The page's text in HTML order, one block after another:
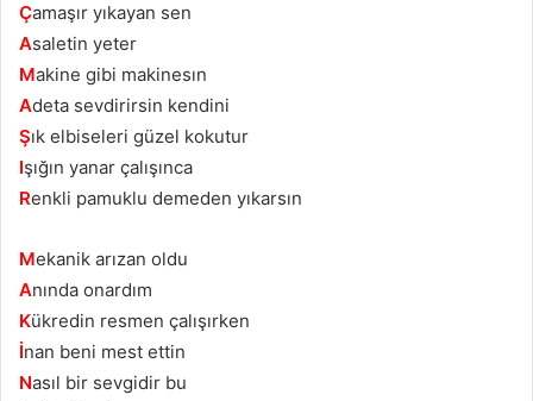
Çamaşır yıkayan sen
Asaletin yeter
Makine gibi makinesın
Adeta sevdirirsin kendini
Şık elbiseleri güzel kokutur
Işığın yanar çalışınca
Renkli pamuklu demeden yıkarsın
Mekanik arızan oldu
Anında onardım
Kükredin resmen çalışırken
İnan beni mest ettin
Nasıl bir sevgidir bu